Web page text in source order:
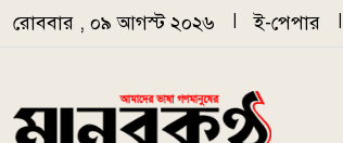
Skip to main content
রোববার , ০৯ আগস্ট ২০২৬ ই-পেপার